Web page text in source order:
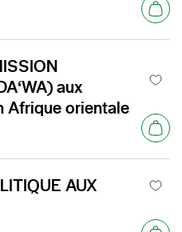
aux
Afrique orientale
AUX